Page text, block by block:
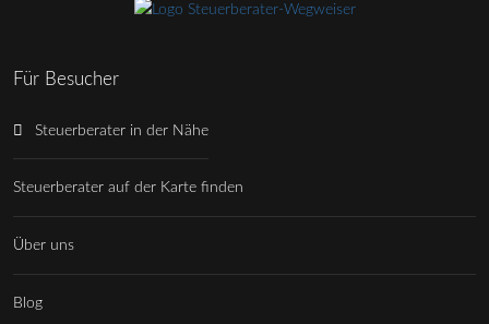
Für Besucher
Steuerberater in der Nähe
Steuerberater auf der Karte finden
Über uns
Blog